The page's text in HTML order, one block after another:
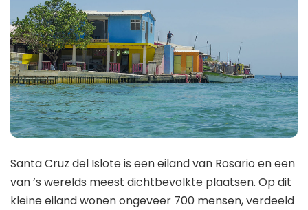
Santa Cruz del Islote is een eiland van Rosario en een
van ’s werelds meest dichtbevolkte plaatsen. Op dit
kleine eiland wonen ongeveer 700 mensen, verdeeld